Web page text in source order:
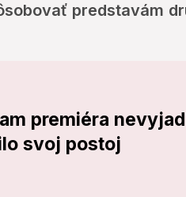
predstavám
premiéra
svoj postoj